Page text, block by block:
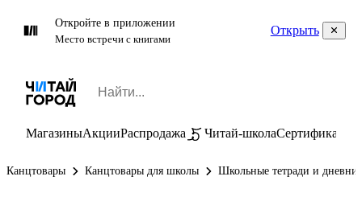
Откройте в приложении
Место встречи с книгами
Открыть
МагазиныАкцииРаспродажа Читай-школаСертификаты
Канцтовары Канцтовары для школы Школьные тетради и